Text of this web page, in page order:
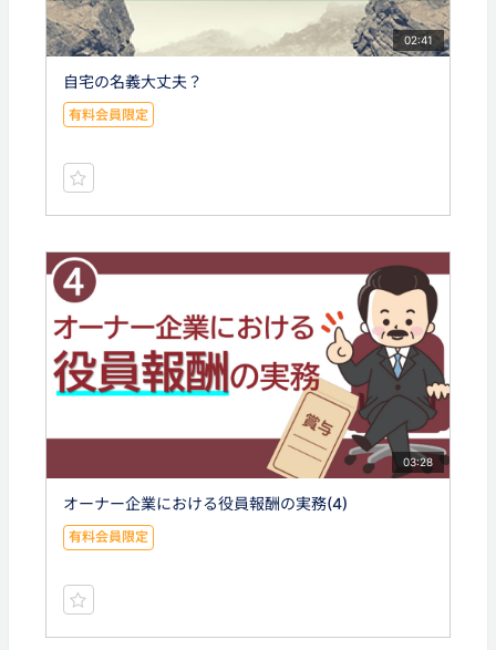
02:41
自宅の名義大丈夫？
有料会員限定
03:28
オーナー企業における役員報酬の実務(4)
有料会員限定